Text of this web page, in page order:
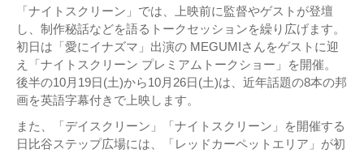
「ナイトスクリーン」では、上映前に監督やゲストが登壇
し、制作秘話などを語るトークセッションを繰り広げます。
初日は「愛にイナズマ」出演の MEGUMIさんをゲストに迎
え「ナイトスクリーン プレミアムトークショー」を開催。
後半の10月19日(土)から10月26日(土)は、近年話題の8本の邦
画を英語字幕付きで上映します。
また、「デイスクリーン」「ナイトスクリーン」を開催する
日比谷ステップ広場には、「レッドカーペットエリア」が初